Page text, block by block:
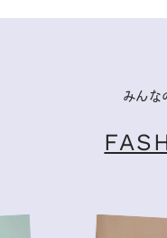
みんな